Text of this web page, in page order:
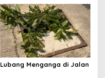
Lubang Menganga di Jalan